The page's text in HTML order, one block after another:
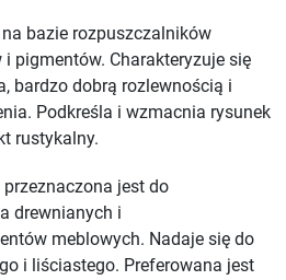
bazie rozpuszczalników
pigmentów. Charakteryzuje się
bardzo dobrą rozlewnością i
Podkreśla i wzmacnia rysunek
rustykalny.
jest do
drewnianych i
meblowych. Nadaje się do
i liściastego. Preferowana jest